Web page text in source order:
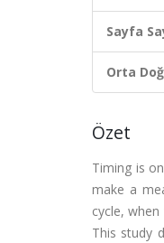
Sayfa
Orta
Özet
Timing is
make a
cycle,
This study